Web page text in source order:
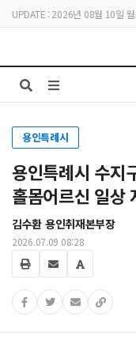
UPDATE : 2026년 08월 10일
용인특례시
용인특례시 수지
홀몸어르신 일상
김수환 용인취재본부장
2026.07.09 08:28